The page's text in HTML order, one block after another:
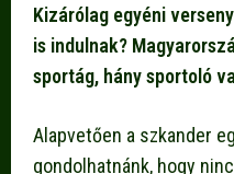
Kizárólag egyéni
is indulnak?
sportág, hány sportoló
Alapvetően a szkander
gondolhatnánk, hogy